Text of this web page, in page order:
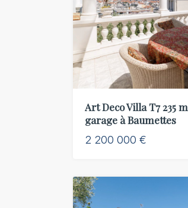
Art Deco Villa T7 235
garage à Baumettes
2 200 000 €